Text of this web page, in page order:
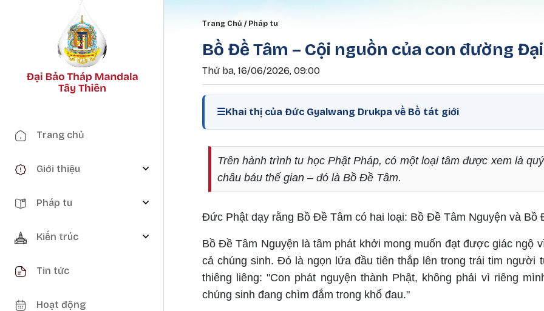
Main navigation
Trang chủ
Giới thiệu
Pháp tu
Kiến trúc
Tin tức
Hoạt động
Breadcrumb
Trang Chủ Pháp tu
Bồ Đề Tâm – Cội nguồn của con đường
Thứ ba, 16/06/2026, 09:00
☰Khai thị của Đức Gyalwang Drukpa về Bồ tát giới
Trên hành trình tu học Phật Pháp, có một loại tâm được xem là
châu báu thế gian – đó là Bồ Đề Tâm.
Đức Phật dạy rằng Bồ Đề Tâm có hai loại: Bồ Đề Tâm Nguyện và Bồ
Bồ Đề Tâm Nguyện là tâm phát khởi mong muốn đạt được giác ngộ
cả chúng sinh. Đó là ngọn lửa đầu tiên thắp lên trong trái tim người
thiêng liêng: "Con phát nguyện thành Phật, không phải vì riêng
chúng sinh đang chìm đắm trong khổ đau."